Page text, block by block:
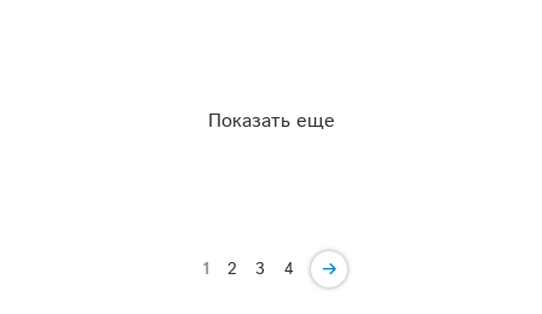
Показать еще
1 2 3 4